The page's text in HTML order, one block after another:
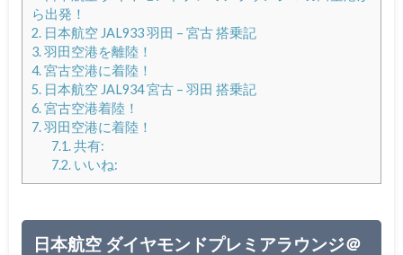
ら出発！
2.日本航空 JAL933 羽田 – 宮古 搭乗記
3.羽田空港を離陸！
4.宮古空港に着陸！
5.日本航空 JAL934 宮古 – 羽田 搭乗記
6.宮古空港着陸！
7.羽田空港に着陸！
7.1.共有:
7.2.いいね:
日本航空 ダイヤモンドプレミアラウンジ＠